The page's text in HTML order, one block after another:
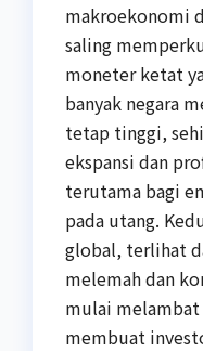
makroekonomi
saling
moneter ketat
banyak negara
tetap tinggi,
ekspansi dan
terutama bagi
pada utang.
global, terlihat
melemah dan
mulai melambat
membuat